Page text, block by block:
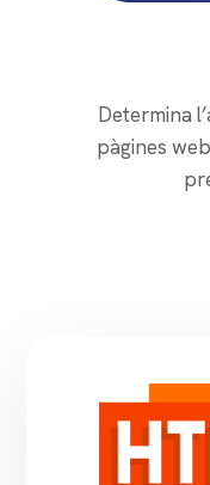
Determina
pàgines